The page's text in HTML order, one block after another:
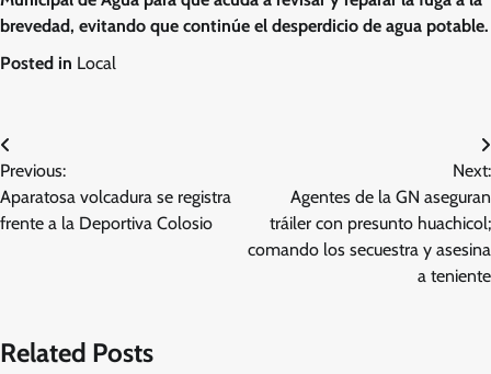
brevedad, evitando que continúe el desperdicio de agua potable.
Posted in Local
Navegación
de
entradas
Previous:
Aparatosa volcadura se registra
frente a la Deportiva Colosio
Next:
Agentes de la GN aseguran
tráiler con presunto huachicol;
comando los secuestra y asesina
a teniente
Related Posts